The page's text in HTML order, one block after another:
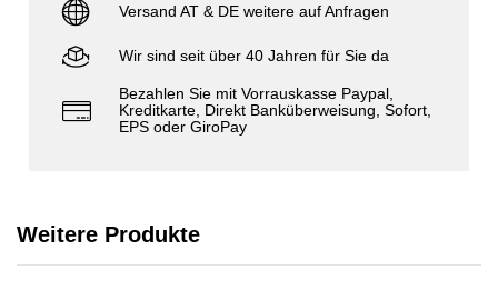
Versand AT & DE weitere auf Anfragen
Wir sind seit über 40 Jahren für Sie da
Bezahlen Sie mit Vorrauskasse Paypal,
Kreditkarte, Direkt Banküberweisung, Sofort,
EPS oder GiroPay
Weitere Produkte